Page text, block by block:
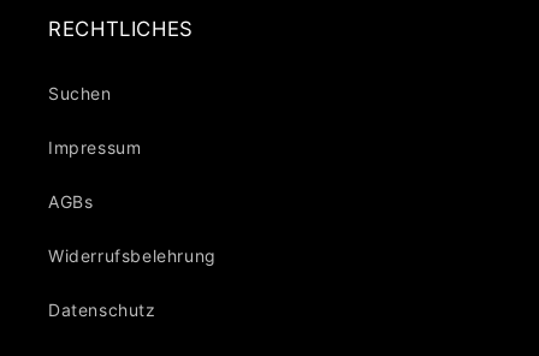
RECHTLICHES
Suchen
Impressum
AGBs
Widerrufsbelehrung
Datenschutz